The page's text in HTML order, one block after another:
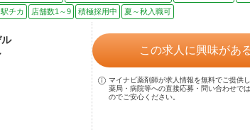
駅チカ 店舗数1～9 積極採用中 夏～秋入職可
この求人に興味があ
マイナビ薬剤師が求人情報を無料でご提供し
薬局・病院等への直接応募・問い合わせで
のでご安心ください。